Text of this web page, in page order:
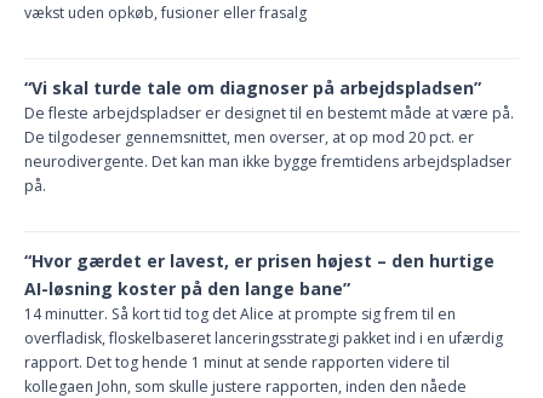
vækst uden opkøb, fusioner eller frasalg
“Vi skal turde tale om diagnoser på arbejdspladsen”
De fleste arbejdspladser er designet til en bestemt måde at være på.
De tilgodeser gennemsnittet, men overser, at op mod 20 pct. er
neurodivergente. Det kan man ikke bygge fremtidens arbejdspladser
på.
“Hvor gærdet er lavest, er prisen højest – den hurtige
AI-løsning koster på den lange bane”
14 minutter. Så kort tid tog det Alice at prompte sig frem til en
overfladisk, floskelbaseret lanceringsstrategi pakket ind i en ufærdig
rapport. Det tog hende 1 minut at sende rapporten videre til
kollegaen John, som skulle justere rapporten, inden den nåede